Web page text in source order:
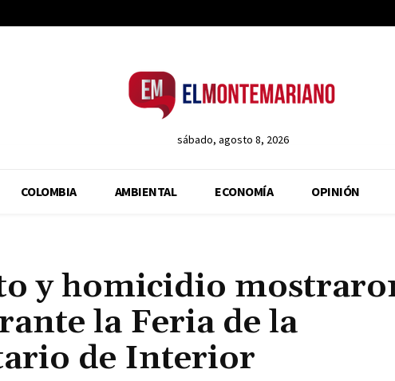
sábado, agosto 8, 2026
COLOMBIA AMBIENTAL ECONOMÍA OPINIÓN
y homicidio
la Feria de la
de Interior